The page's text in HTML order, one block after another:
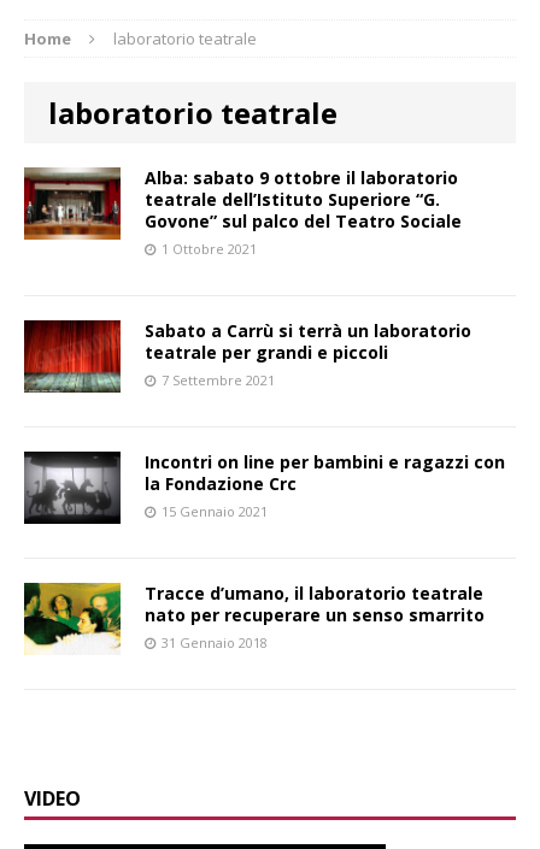
Home laboratorio teatrale
laboratorio teatrale
Alba: sabato 9 ottobre il laboratorio
teatrale dell’Istituto Superiore “G.
Govone” sul palco del Teatro Sociale
1 Ottobre 2021
Sabato a Carrù si terrà un laboratorio
teatrale per grandi e piccoli
7 Settembre 2021
Incontri on line per bambini e ragazzi con
la Fondazione Crc
15 Gennaio 2021
Tracce d’umano, il laboratorio teatrale
nato per recuperare un senso smarrito
31 Gennaio 2018
VIDEO